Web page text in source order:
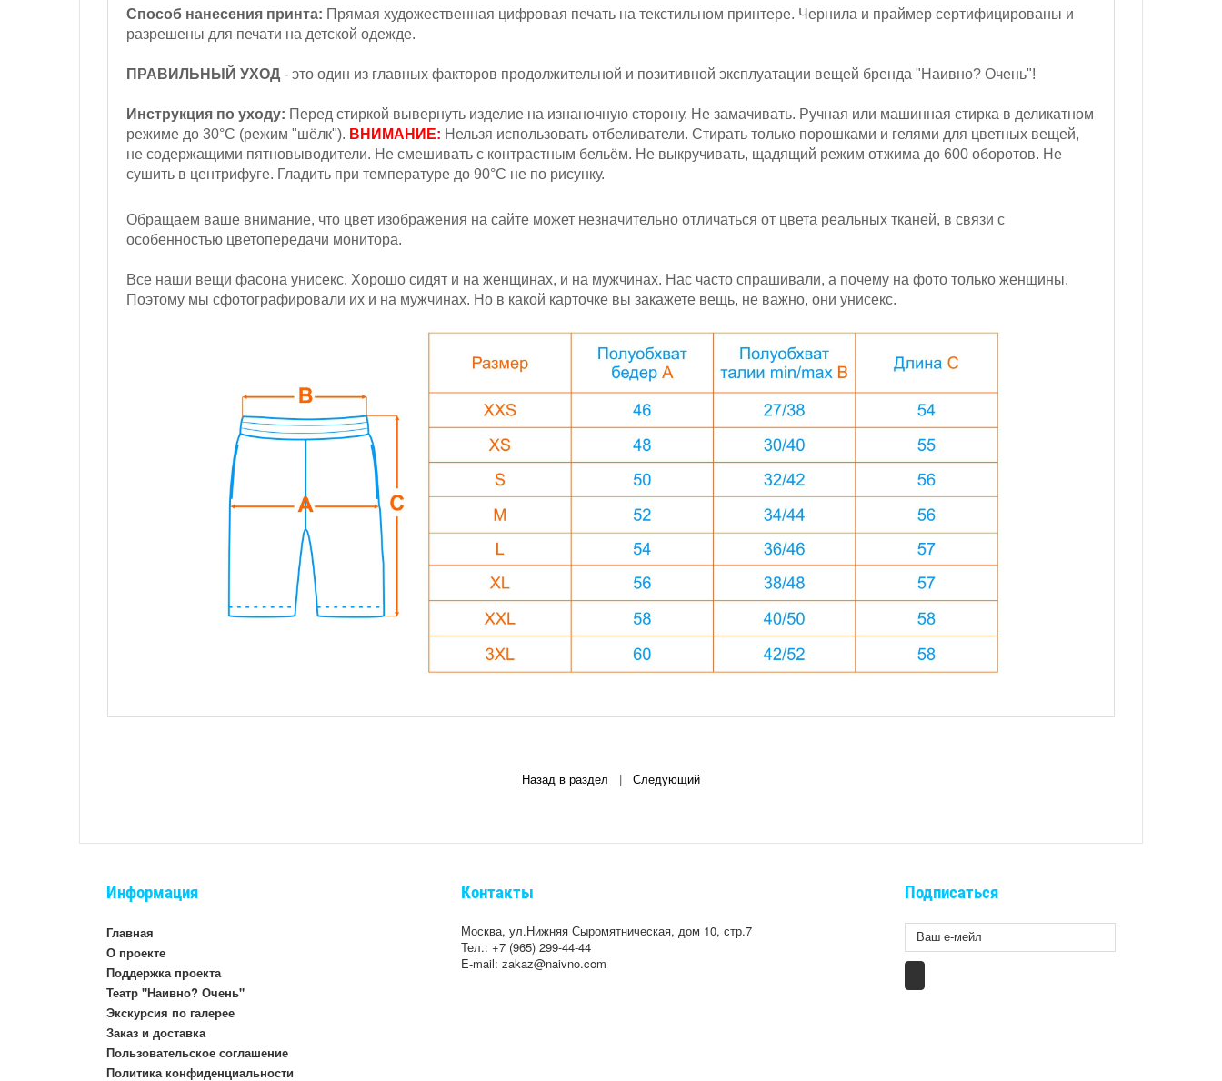
Способ нанесения принта: Прямая художественная цифровая печать на текстильном принтере. Чернила и праймер сертифицированы и
разрешены для печати на детской одежде.
ПРАВИЛЬНЫЙ УХОД - это один из главных факторов продолжительной и позитивной эксплуатации вещей бренда "Наивно? Очень"!
Инструкция по уходу: Перед стиркой вывернуть изделие на изнаночную сторону. Не замачивать. Ручная или машинная стирка в деликатном
режиме до 30°С (режим "шёлк"). ВНИМАНИЕ: Нельзя использовать отбеливатели. Стирать только порошками и гелями для цветных вещей,
не содержащими пятновыводители. Не смешивать с контрастным бельём. Не выкручивать, щадящий режим отжима до 600 оборотов. Не
сушить в центрифуге. Гладить при температуре до 90°С не по рисунку.
Обращаем ваше внимание, что цвет изображения на сайте может незначительно отличаться от цвета реальных тканей, в связи с
особенностью цветопередачи монитора.
Все наши вещи фасона унисекс. Хорошо сидят и на женщинах, и на мужчинах. Нас часто спрашивали, а почему на фото только женщины.
Поэтому мы сфотографировали их и на мужчинах. Но в какой карточке вы закажете вещь, не важно, они унисекс.
Назад в раздел | Следующий
Информация
Главная
О проекте
Поддержка проекта
Театр "Наивно? Очень"
Экскурсия по галерее
Заказ и доставка
Пользовательское соглашение
Политика конфиденциальности
Контакты
Москва, ул.Нижняя Сыромятническая, дом 10, стр.7
Тел.: +7 (965) 299-44-44
E-mail: zakaz@naivno.com
Подписаться